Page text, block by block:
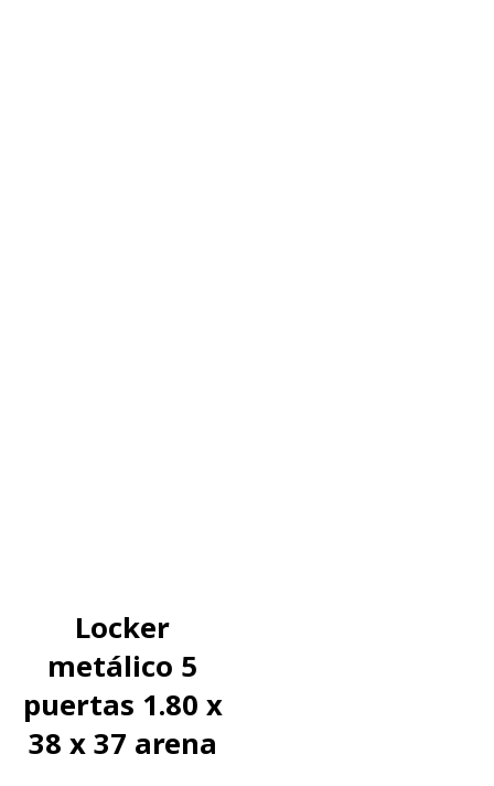
Locker
metálico 5
puertas 1.80 x
38 x 37 arena